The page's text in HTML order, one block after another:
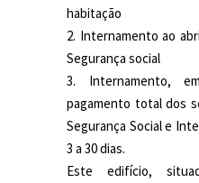
habitação
2. Internamento ao
Segurança social
3. Internamento,
pagamento total dos
Segurança Social e
3 a 30 dias.
Este edifício,